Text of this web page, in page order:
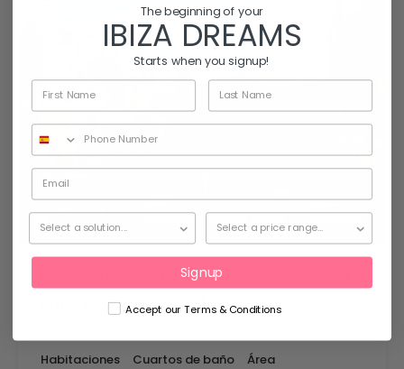
Natalia
Giménez
Apartamentos en venta Se vende
Nuevo Proyecto Residencial en Santa
Eulària, Ibiza – V761
Habitaciones
Cuartos de baño
Área
The beginning of your
IBIZA DREAMS
Starts when you signup!
Signup
Accept our Terms & Conditions